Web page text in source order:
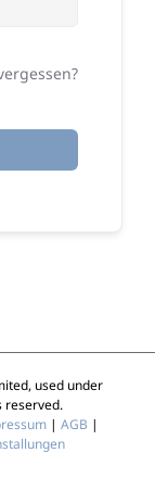
used under
reserved.
| AGB |